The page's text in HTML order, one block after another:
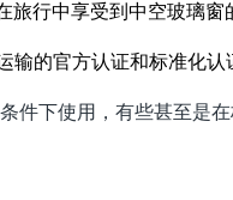
旅行中享受到中空玻璃窗
输的官方认证和标准化认
件下使用，有些甚至是在